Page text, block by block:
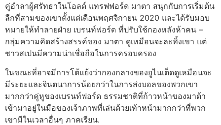
คู่อำลาผู้ศรัทธาในโอลด์ แทรฟฟอร์ด มาตา สนุกกับการเริ่มต้น
ลีกที่สามของเขาตั้งแต่เดือนพฤศจิกายน 2020 และได้รับมอบ
หมายให้ทำลายฝ่าย เบรนท์ฟอร์ด ที่ปรับใช้กองหลังห้าคน –
กลุ่มความคิดสร้างสรรค์ของ มาตา ดูเหมือนจะละทิ้งเขา แต่
ชาวสเปนมีความน่าเชื่อถือในการครอบครอง
ในขณะที่อาจมีการโต้แย้งว่ากองกลางของยูไนเต็ดดูเหมือนจะ
มีระยะและจินตนาการน้อยกว่าในการส่งบอลของพวกเขา
มากกว่าคู่หูของเบรนท์ฟอร์ด ธรรมชาติที่ก้าวหน้าของมาต้า
เข้ามาอยู่ในมือของเจ้าภาพที่เล่นด้วยเท้าหน้ามากกว่าที่พวก
เขามีในเวลาอื่นๆ ภาคเรียน.